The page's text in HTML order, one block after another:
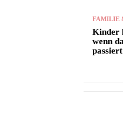
FAMILIE
Kinder
wenn